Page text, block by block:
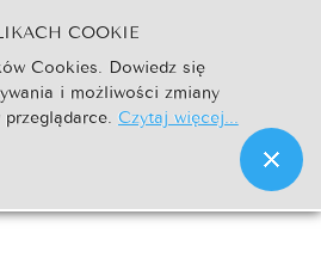
Go
COOKIE
Cookies. Dowiedz się
i możliwości zmiany
Czytaj więcej...